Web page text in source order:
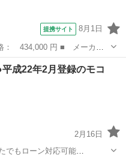
提携サイト 8月1日
ド名： Ｘ ＦＯＵＲ ス
ミラー アイドリングスト
成22年2月登録のモコ
2月16日